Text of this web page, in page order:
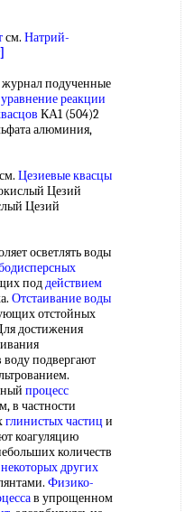
см. Натрий-
подученные
уравнение реакции
КА1 (504)2
алюминия,
Цезиевые квасцы
Цезий
Цезий
осветлять воды
поддействием
Отстаивание воды
отстойных
достижения
подвергают
процесс
в частности
глинистых частиц и
коагуляцию
количеств
некоторых других
Физико-
в упрощенном